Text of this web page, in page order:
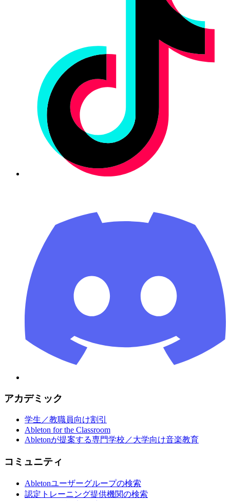
アカデミック
学生／教職員向け割引
Ableton for the Classroom
Abletonが提案する専門学校／大学向け音楽教育
コミュニティ
Abletonユーザーグループの検索
認定トレーニング提供機関の検索